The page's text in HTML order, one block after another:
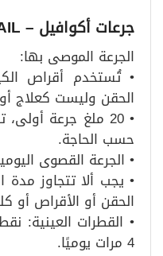
جرعات أكوافيل – ACUVAIL
الجرعة الموصى بها:
• تُستخدم أقراص
الحقن وليست كعلاج
حسب الحاجة.
• الجرعة القصوى اليومية: 40
الحقن أو الأقراص أو
• القطرات العينية:
4 مرات يوميًا.